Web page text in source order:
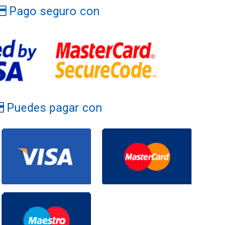
Pago seguro con
Puedes pagar con